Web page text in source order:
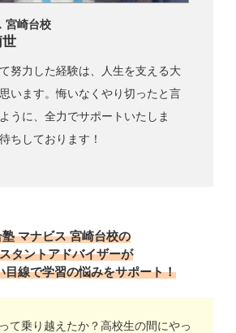
宮崎台校
努力した経験は、人生を支える大
います。悔いなくやり切ったと言
うに、全力でサポートいたしま
ちしております！
マナビス 宮崎台校の
タントアドバイザーが
目線で学習の悩みをサポート！
て乗り越えたか？高校生の間にやっ